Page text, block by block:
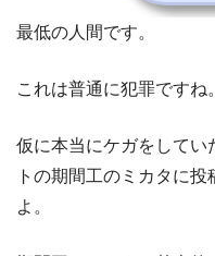
最低の人間です。
これは普通に犯罪ですね。
仮に本当にケガをしてい
トの期間工のミカタに
よ。